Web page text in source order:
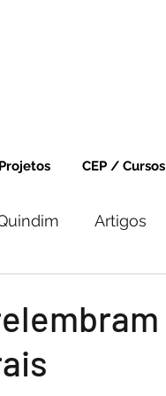
Projetos CEP / Cursos
Artigos